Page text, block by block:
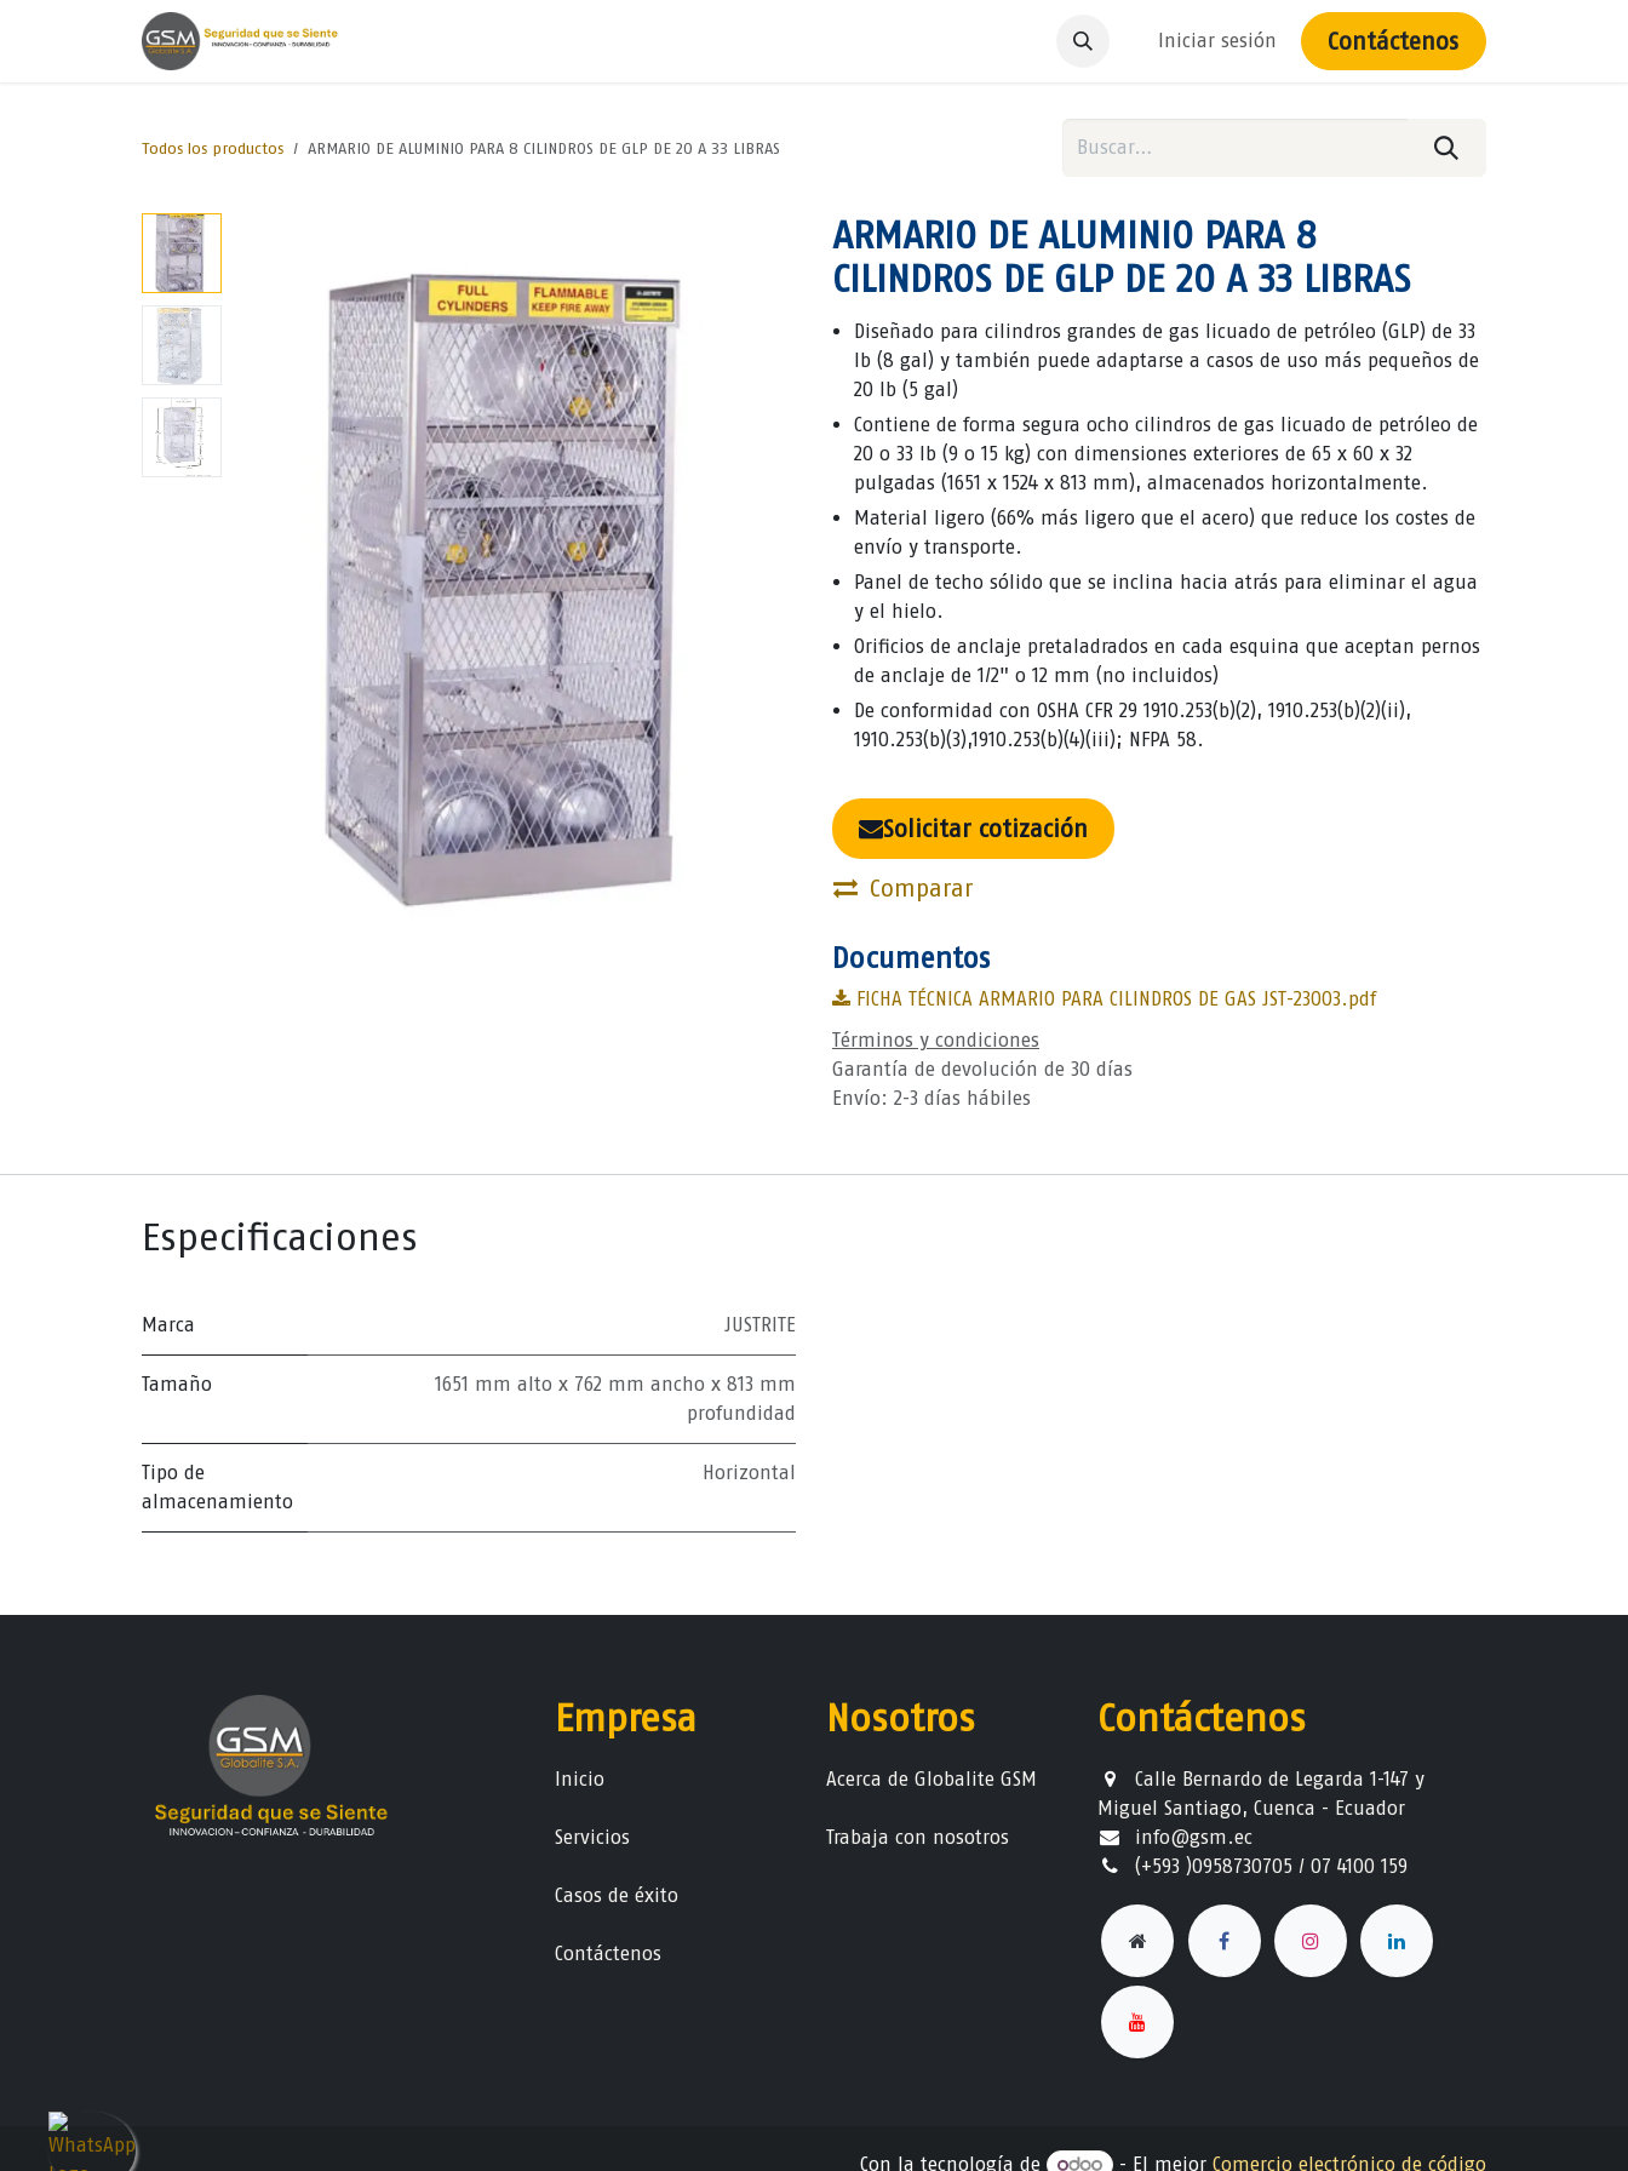
Ir al contenido
Iniciar sesión Contáctenos
Todos los productos ARMARIO DE ALUMINIO PARA 8 CILINDROS DE GLP DE 20 A 33 LIBRAS
ARMARIO DE ALUMINIO PARA 8
CILINDROS DE GLP DE 20 A 33 LIBRAS
Diseñado para cilindros grandes de gas licuado de petróleo (GLP) de 33
lb (8 gal) y también puede adaptarse a casos de uso más pequeños de
20 lb (5 gal)
Contiene de forma segura ocho cilindros de gas licuado de petróleo de
20 o 33 lb (9 o 15 kg) con dimensiones exteriores de 65 x 60 x 32
pulgadas (1651 x 1524 x 813 mm), almacenados horizontalmente.
Material ligero (66% más ligero que el acero) que reduce los costes de
envío y transporte.
Panel de techo sólido que se inclina hacia atrás para eliminar el agua
y el hielo.
Orificios de anclaje pretaladrados en cada esquina que aceptan pernos
de anclaje de 1/2" o 12 mm (no incluidos)
De conformidad con OSHA CFR 29 1910.253(b)(2), 1910.253(b)(2)(ii),
1910.253(b)(3),1910.253(b)(4)(iii); NFPA 58.
Solicitar cotización
Comparar
Documentos
FICHA TÉCNICA ARMARIO PARA CILINDROS DE GAS JST-23003.pdf
Términos y condiciones
Garantía de devolución de 30 días
Envío: 2-3 días hábiles
Especificaciones
Marca JUSTRITE
Tamaño
1651 mm alto x 762 mm ancho x 813 mm
profundidad
Tipo de
almacenamiento
Horizontal
Contáctenos
Calle Bernardo de Legarda 1-147 y
Miguel Santiago, Cuenca - Ecuador
info@gsm.ec​
(+593 )0958730705 / 07 4100 159
Empresa
Ini​ci​o
Servicios
Casos de éxito
Contáctenos
Nosotros
Acerca de Globalite GSM
Trabaja con nosotros
Con la tecnología de - El mejor Comercio electrónico de código